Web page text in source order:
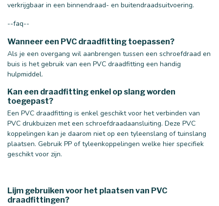
verkrijgbaar in een binnendraad- en buitendraadsuitvoering.
--faq--
Wanneer een PVC draadfitting toepassen?
Als je een overgang wil aanbrengen tussen een schroefdraad en
buis is het gebruik van een PVC draadfitting een handig
hulpmiddel.
Kan een draadfitting enkel op slang worden
toegepast?
Een PVC draadfitting is enkel geschikt voor het verbinden van
PVC drukbuizen met een schroefdraadaansluiting. Deze PVC
koppelingen kan je daarom niet op een tyleenslang of tuinslang
plaatsen. Gebruik PP of tyleenkoppelingen welke hier specifiek
geschikt voor zijn.
Lijm gebruiken voor het plaatsen van PVC
draadfittingen?